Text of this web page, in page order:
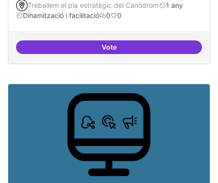
Treballem el pla estratègic del Canòdrom
1 any
Dinamització i facilitació
0 0
VoteSuport a projectes digitals i